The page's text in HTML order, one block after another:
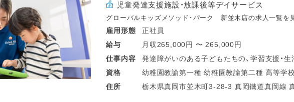
児童発達支援施設・放課後等デイサービス
グローバルキッズメソッド･パーク 新並木店の求人一覧を
雇用形態
正社員
給与
月収265,000円 〜 265,000円
仕事内容
発達障がいのある子どもたちの、学習支援・
・少人数保育で１名につき２～３名対応
・持ち帰り仕事、残業ナシ！子育て中のスタッ
資格
幼稚園教諭第一種 幼稚園教諭第二種 高等学校教諭普通免許 中学校教諭普通免許 小
住所 栃木県真岡市並木町3-28-3